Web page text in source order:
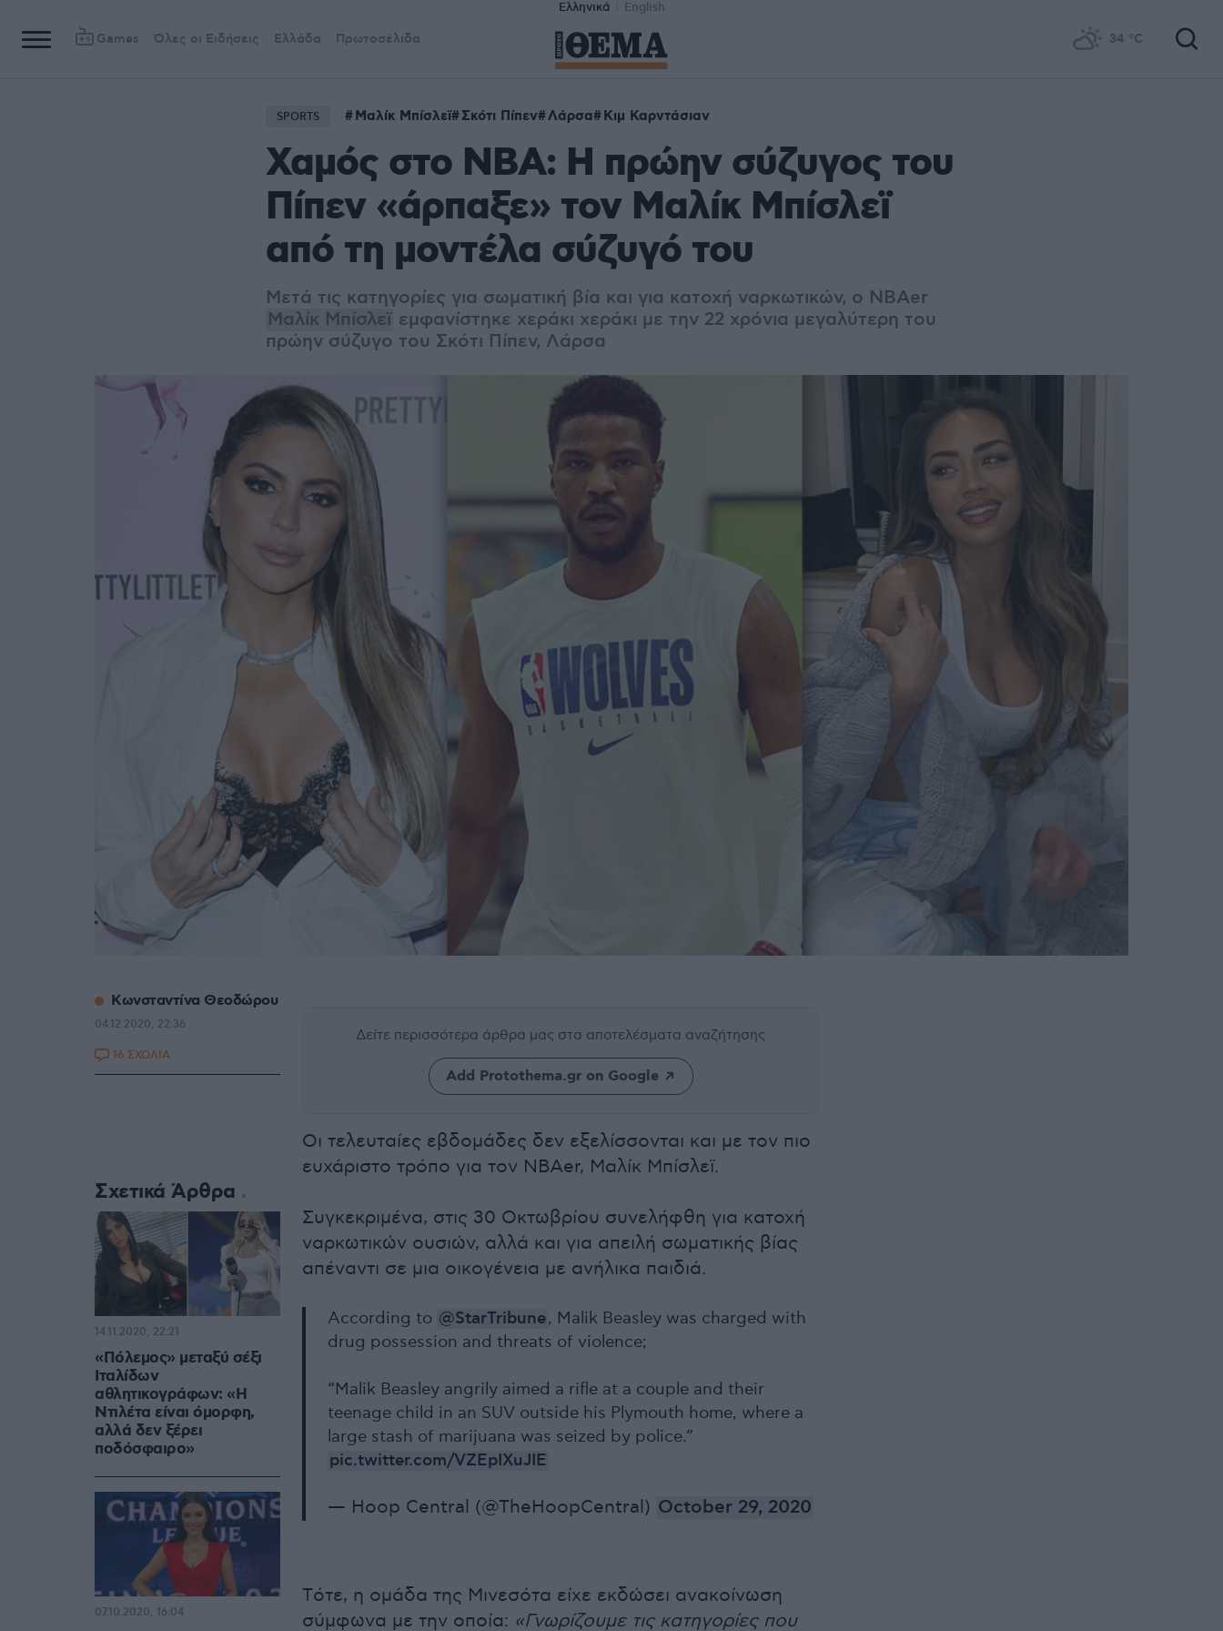
Ελληνικά English
Games Όλες οι Ειδήσεις Ελλάδα Πρωτοσέλιδα 34 °C
SPORTS Μαλίκ Μπίσλεϊ Σκότι Πίπεν Λάρσα Κιμ Καρντάσιαν
Χαμός στο NBA: Η πρώην σύζυγος του
Πίπεν «άρπαξε» τον Μαλίκ Μπίσλεϊ
από τη μοντέλα σύζυγό του
Μετά τις κατηγορίες για σωματική βία και για κατοχή ναρκωτικών, ο NBAer
Μαλίκ Μπίσλεϊ εμφανίστηκε χεράκι χεράκι με την 22 χρόνια μεγαλύτερη του
πρώην σύζυγο του Σκότι Πίπεν, Λάρσα
Δείτε περισσότερα άρθρα μας στα αποτελέσματα αναζήτησης
Add Protothema.gr on Google
Οι τελευταίες εβδομάδες δεν εξελίσσονται και με τον πιο
ευχάριστο τρόπο για τον NBAer, Μαλίκ Μπίσλεϊ.
Συγκεκριμένα, στις 30 Οκτωβρίου συνελήφθη για κατοχή
ναρκωτικών ουσιών, αλλά και για απειλή σωματικής βίας
απέναντι σε μια οικογένεια με ανήλικα παιδιά.
According to @StarTribune, Malik Beasley was charged with
drug possession and threats of violence;
“Malik Beasley angrily aimed a rifle at a couple and their
teenage child in an SUV outside his Plymouth home, where a
large stash of marijuana was seized by police.”
pic.twitter.com/VZEpIXuJIE
— Hoop Central (@TheHoopCentral) October 29, 2020
Tότε, η ομάδα της Μινεσότα είχε εκδώσει ανακοίνωση
σύμφωνα με την οποία: «Γνωρίζουμε τις κατηγορίες που
Κωνσταντίνα Θεοδώρου
04.12.2020, 22:36
16 ΣΧΟΛΙΑ
Σχετικά Άρθρα
«Πόλεμος» μεταξύ σέξι
Ιταλίδων
αθλητικογράφων: «H
Ντιλέτα είναι όμορφη,
αλλά δεν ξέρει
ποδόσφαιρο»
14.11.2020, 22:21
07.10.2020, 16:04